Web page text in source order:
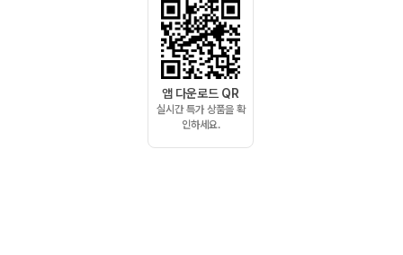
앱 다운로드 QR
실시간 특가 상품을 확
인하세요.